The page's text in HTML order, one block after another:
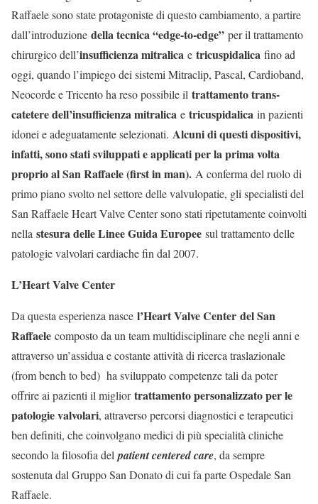
Raffaele sono state protagoniste di questo cambiamento, a partire
dall’introduzione della tecnica “edge-to-edge” per il trattamento
chirurgico dell’insufficienza mitralica e tricuspidalica fino ad
oggi, quando l’impiego dei sistemi Mitraclip, Pascal, Cardioband,
Neocorde e Tricento ha reso possibile il trattamento trans-
catetere dell’insufficienza mitralica e tricuspidalica in pazienti
idonei e adeguatamente selezionati. Alcuni di questi dispositivi,
infatti, sono stati sviluppati e applicati per la prima volta
proprio al San Raffaele (first in man). A conferma del ruolo di
primo piano svolto nel settore delle valvulopatie, gli specialisti del
San Raffaele Heart Valve Center sono stati ripetutamente coinvolti
nella stesura delle Linee Guida Europee sul trattamento delle
patologie valvolari cardiache fin dal 2007.
L’Heart Valve Center
Da questa esperienza nasce l’Heart Valve Center del San
Raffaele composto da un team multidisciplinare che negli anni e
attraverso un’assidua e costante attività di ricerca traslazionale
(from bench to bed) ha sviluppato competenze tali da poter
offrire ai pazienti il migliortrattamento personalizzato per le
patologie valvolari, attraverso percorsi diagnostici e terapeutici
ben definiti, che coinvolgano medici di più specialità cliniche
secondo la filosofia del patient centered care, da sempre
sostenuta dal Gruppo San Donato di cui fa parte Ospedale San
Raffaele.